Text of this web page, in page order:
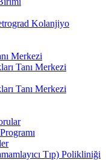
Kolanjiyo
Merkezi
Tanı Merkezi
Tanı Merkezi
Tıp) Polikliniği